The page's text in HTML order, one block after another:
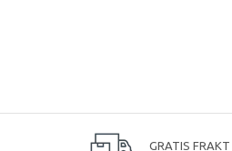
GRATIS FRAKT